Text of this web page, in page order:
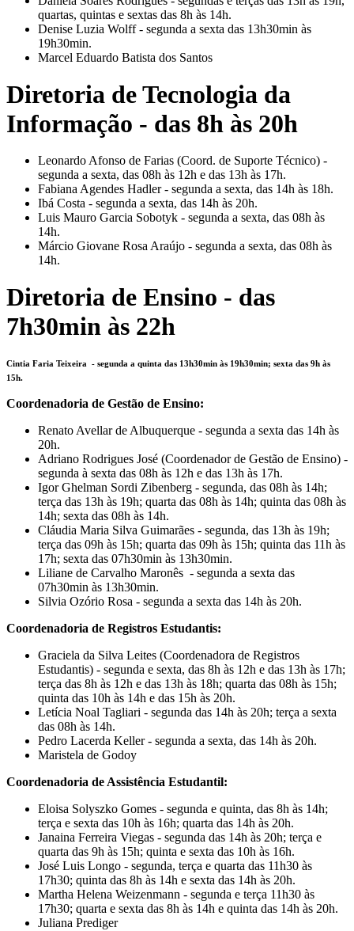
quartas, quintas e sextas das 8h às 14h.
Denise Luzia Wolff - segunda a sexta das 13h30min às
19h30min.
Marcel Eduardo Batista dos Santos
Diretoria de Tecnologia da
Informação - das 8h às 20h
Leonardo Afonso de Farias (Coord. de Suporte Técnico) -
segunda a sexta, das 08h às 12h e das 13h às 17h.
Fabiana Agendes Hadler - segunda a sexta, das 14h às 18h.
Ibá Costa - segunda a sexta, das 14h às 20h.
Luis Mauro Garcia Sobotyk - segunda a sexta, das 08h às
14h.
Márcio Giovane Rosa Araújo - segunda a sexta, das 08h às
14h.
Diretoria de Ensino - das
7h30min às 22h
Cintia Faria Teixeira - segunda a quinta das 13h30min às 19h30min; sexta das 9h às
15h.
Coordenadoria de Gestão de Ensino:
Renato Avellar de Albuquerque - segunda a sexta das 14h às
20h.
Adriano Rodrigues José (Coordenador de Gestão de Ensino) -
segunda à sexta das 08h às 12h e das 13h às 17h.
Igor Ghelman Sordi Zibenberg - segunda, das 08h às 14h;
terça das 13h às 19h; quarta das 08h às 14h; quinta das 08h às
14h; sexta das 08h às 14h.
Cláudia Maria Silva Guimarães - segunda, das 13h às 19h;
terça das 09h às 15h; quarta das 09h às 15h; quinta das 11h às
17h; sexta das 07h30min às 13h30min.
Liliane de Carvalho Maronês - segunda a sexta das
07h30min às 13h30min.
Silvia Ozório Rosa - segunda a sexta das 14h às 20h.
Coordenadoria de Registros Estudantis:
Graciela da Silva Leites (Coordenadora de Registros
Estudantis) - segunda e sexta, das 8h às 12h e das 13h às 17h;
terça das 8h às 12h e das 13h às 18h; quarta das 08h às 15h;
quinta das 10h às 14h e das 15h às 20h.
Letícia Noal Tagliari - segunda das 14h às 20h; terça a sexta
das 08h às 14h.
Pedro Lacerda Keller - segunda a sexta, das 14h às 20h.
Maristela de Godoy
Coordenadoria de Assistência Estudantil:
Eloisa Solyszko Gomes - segunda e quinta, das 8h às 14h;
terça e sexta das 10h às 16h; quarta das 14h às 20h.
Janaina Ferreira Viegas - segunda das 14h às 20h; terça e
quarta das 9h às 15h; quinta e sexta das 10h às 16h.
José Luis Longo - segunda, terça e quarta das 11h30 às
17h30; quinta das 8h às 14h e sexta das 14h às 20h.
Martha Helena Weizenmann - segunda e terça 11h30 às
17h30; quarta e sexta das 8h às 14h e quinta das 14h às 20h.
Juliana Prediger